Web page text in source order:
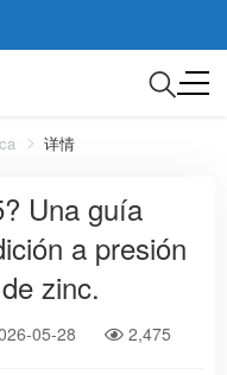
详情
Una guía
a presión
zinc.
05-28 2,475